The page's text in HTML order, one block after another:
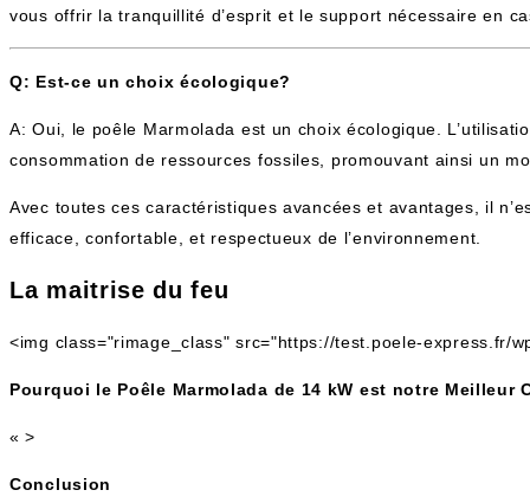
vous offrir la tranquillité d’esprit et le support nécessaire en
Q: Est-ce un choix écologique?
A: Oui, le poêle Marmolada est un choix écologique.
consommation de ressources fossiles, promouvant ainsi un
Avec toutes ces caractéristiques avancées et avantages, il
efficace, confortable, et respectueux de l’environnement.
La maitrise du feu
<img class="rimage_class" src="https://test.poele-express.fr/
Pourquoi le Poêle Marmolada de 14 kW est notre Meilleur
« >
Conclusion